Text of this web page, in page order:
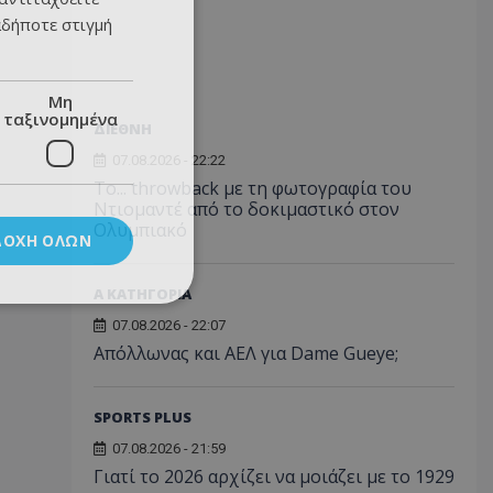
ΔΙΕΘΝΗ
07.08.2026 - 22:22
Το... throwback με τη φωτογραφία του
Ντιομαντέ από το δοκιμαστικό στον
Ολυμπιακό
Α ΚΑΤΗΓΟΡΙΑ
07.08.2026 - 22:07
Απόλλωνας και ΑΕΛ για Dame Gueye;
SPORTS PLUS
07.08.2026 - 21:59
Γιατί το 2026 αρχίζει να μοιάζει με το 1929
στιγμή
Μη
ταξινομημένα
ΌΛΩΝ